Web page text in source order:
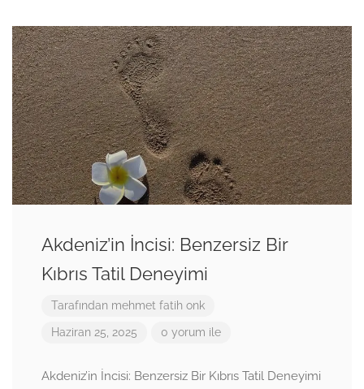
Akdeniz’in İncisi: Benzersiz Bir
Kıbrıs Tatil Deneyimi
Tarafından mehmet fatih onk
Haziran 25, 2025 0 yorum ile
Akdeniz’in İncisi: Benzersiz Bir Kıbrıs Tatil Deneyimi